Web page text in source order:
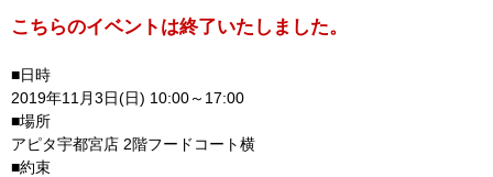
こちらのイベントは終了いたしました。
■日時
2019年11月3日(日) 10:00～17:00
■場所
アピタ宇都宮店 2階フードコート横
■約束